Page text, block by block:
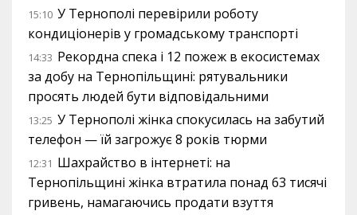
15:10 У Тернополі перевірили роботу
кондиціонерів у громадському транспорті
14:33 Рекордна спека і 12 пожеж в екосистемах
за добу на Тернопільщині: рятувальники
просять людей бути відповідальними
13:25 У Тернополі жінка спокусилась на забутий
телефон — їй загрожує 8 років тюрми
12:31 Шахрайство в інтернеті: на
Тернопільщині жінка втратила понад 63 тисячі
гривень, намагаючись продати взуття